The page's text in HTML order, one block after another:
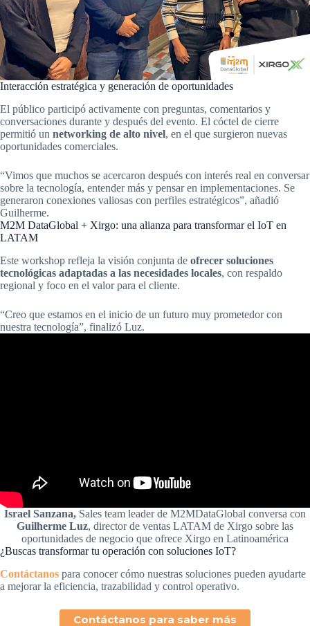
Interacción estratégica y generación de oportunidades
El público participó activamente con preguntas, comentarios y
conversaciones durante y después del evento. El cóctel de cierre
permitió un networking de alto nivel, en el que surgieron nuevas
oportunidades comerciales.
“Vimos que muchos se acercaron después con interés real en conversar
sobre la tecnología, entender más y pensar en implementaciones. Se
generaron conexiones valiosas con perfiles estratégicos”, añadió
Guilherme.
M2M DataGlobal + Xirgo: una alianza para transformar el IoT en
LATAM
Este workshop refleja la visión conjunta de ofrecer soluciones
tecnológicas adaptadas a las necesidades locales, con respaldo
regional y foco en el valor para el cliente.
“Creo que estamos en el inicio de un futuro muy prometedor con
nuestra tecnología”, finalizó Luz.
Israel Sanzana, Sales team leader de M2MDataGlobal conversa con
Guilherme Luz, director de ventas LATAM de Xirgo sobre las
oportunidades de negocio que ofrece Xirgo en Latinoamérica
¿Buscas transformar tu operación con soluciones IoT?
Contáctanos para conocer cómo nuestras soluciones pueden ayudarte
a mejorar la eficiencia, trazabilidad y control operativo.
Contáctanos para saber más